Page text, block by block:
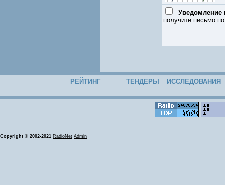
Уведомление
получите письмо
РЕЙТИНГ ТЕНДЕРЫ ИССЛЕДОВАНИЯ
Copyright © 2002-2021 RadioNet Admin